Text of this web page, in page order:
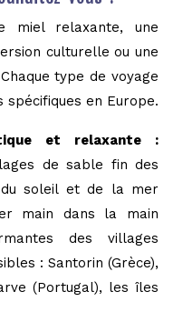
miel relaxante, une
culturelle ou une
type de voyage
en Europe.
et relaxante :
de sable fin des
soleil et de la mer
main dans la main
des villages
: Santorin (Grèce),
(Portugal), les îles